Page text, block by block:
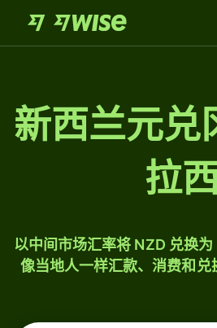
新西兰元兑
拉
以中间市场汇率将 NZD 兑换
像当地人一样汇款、消费和兑